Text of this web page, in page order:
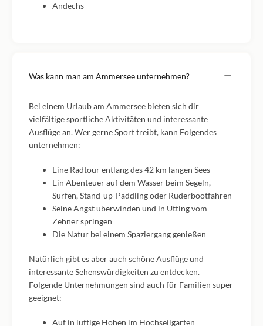
Andechs
Was kann man am Ammersee unternehmen?
Bei einem Urlaub am Ammersee bieten sich dir
vielfältige sportliche Aktivitäten und interessante
Ausflüge an. Wer gerne Sport treibt, kann Folgendes
unternehmen:
Eine Radtour entlang des 42 km langen Sees
Ein Abenteuer auf dem Wasser beim Segeln,
Surfen, Stand-up-Paddling oder Ruderbootfahren
Seine Angst überwinden und in Utting vom
Zehner springen
Die Natur bei einem Spaziergang genießen
Natürlich gibt es aber auch schöne Ausflüge und
interessante Sehenswürdigkeiten zu entdecken.
Folgende Unternehmungen sind auch für Familien super
geeignet:
Auf in luftige Höhen im Hochseilgarten